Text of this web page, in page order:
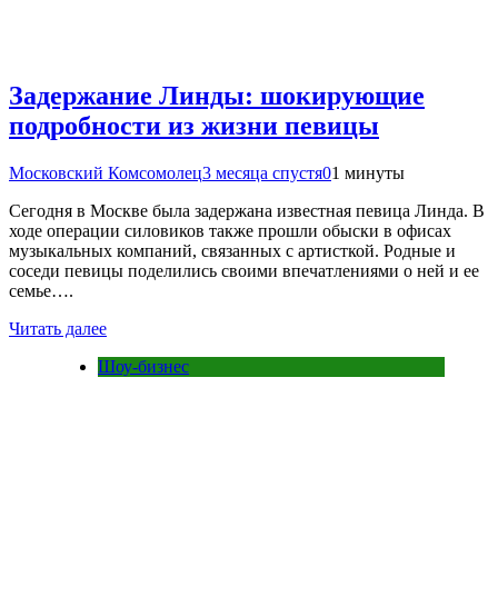
Задержание Линды: шокирующие
подробности из жизни певицы
Московский Комсомолец3 месяца спустя01 минуты
Сегодня в Москве была задержана известная певица Линда. В
ходе операции силовиков также прошли обыски в офисах
музыкальных компаний, связанных с артисткой. Родные и
соседи певицы поделились своими впечатлениями о ней и ее
семье….
Читать далее
Шоу-бизнес